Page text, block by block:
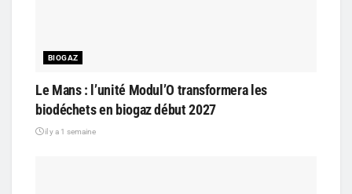
BIOGAZ
Le Mans : l’unité Modul’O transformera les
biodéchets en biogaz début 2027
il y a 1 semaine